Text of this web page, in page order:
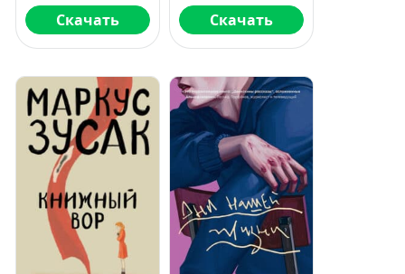
Скачать
Скачать